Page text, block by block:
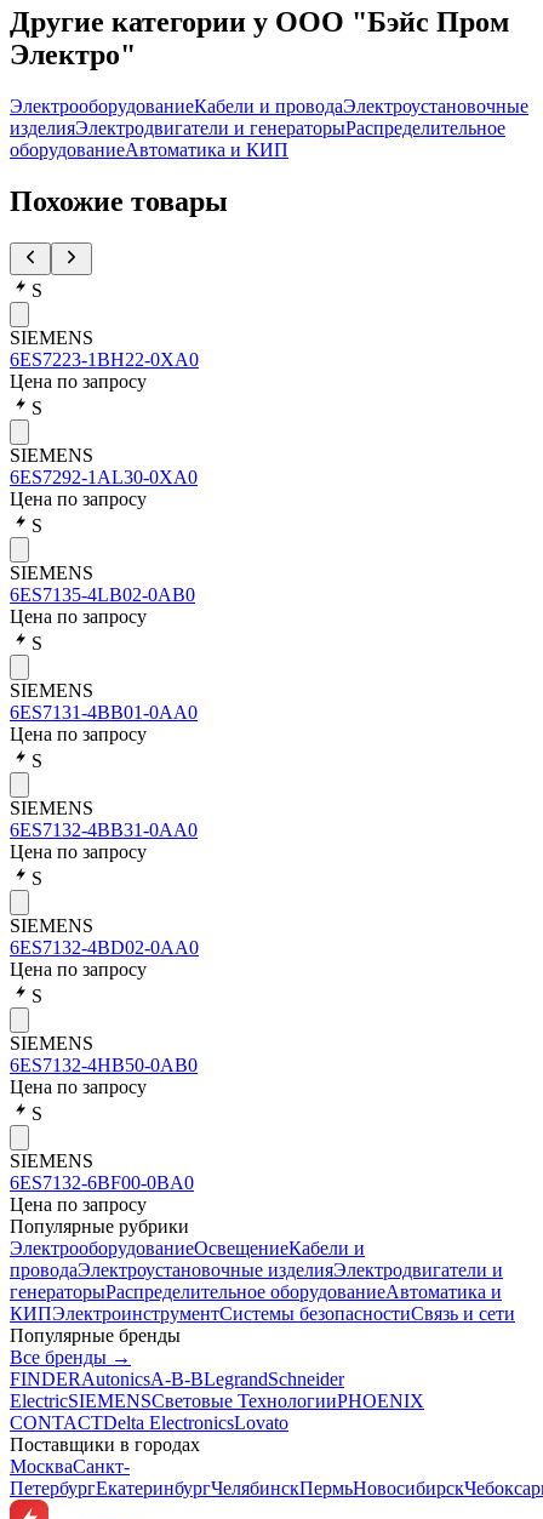
Другие категории у ООО "Бэйс Пром
Электро"
ЭлектрооборудованиеКабели и проводаЭлектроустановочные
изделияЭлектродвигатели и генераторыРаспределительное
оборудованиеАвтоматика и КИП
Похожие товары
S
SIEMENS
6ES7223-1BH22-0XA0
Цена по запросу
S
SIEMENS
6ES7292-1AL30-0XA0
Цена по запросу
S
SIEMENS
6ES7135-4LB02-0AB0
Цена по запросу
S
SIEMENS
6ES7131-4BB01-0AA0
Цена по запросу
S
SIEMENS
6ES7132-4BB31-0AA0
Цена по запросу
S
SIEMENS
6ES7132-4BD02-0AA0
Цена по запросу
S
SIEMENS
6ES7132-4HB50-0AB0
Цена по запросу
S
SIEMENS
6ES7132-6BF00-0BA0
Цена по запросу
Популярные рубрики
ЭлектрооборудованиеОсвещениеКабели и
проводаЭлектроустановочные изделияЭлектродвигатели и
генераторыРаспределительное оборудованиеАвтоматика и
КИПЭлектроинструментСистемы безопасностиСвязь и сети
Популярные бренды
Все бренды →
FINDERAutonicsA-B-BLegrandSchneider
ElectricSIEMENSСветовые ТехнологииPHOENIX
CONTACTDelta ElectronicsLovato
Поставщики в городах
МоскваСанкт-
ПетербургЕкатеринбургЧелябинскПермьНовосибирск